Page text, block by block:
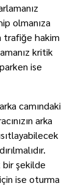
olmanıza
trafiğe hakim
kritik
ise
camındaki
arka
bir şekilde
ise oturma